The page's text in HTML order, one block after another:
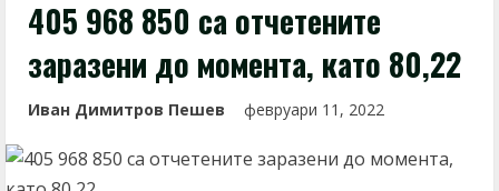
405 968 850 са отчетените
заразени до момента, като 80,22
Иван Димитров Пешев февруари 11, 2022